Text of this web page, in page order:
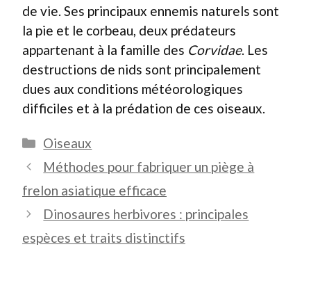
de vie. Ses principaux ennemis naturels sont
la pie et le corbeau, deux prédateurs
appartenant à la famille des Corvidae. Les
destructions de nids sont principalement
dues aux conditions météorologiques
difficiles et à la prédation de ces oiseaux.
Catégories
Oiseaux
Méthodes pour fabriquer un piège à
frelon asiatique efficace
Dinosaures herbivores : principales
espèces et traits distinctifs